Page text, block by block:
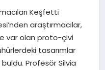
Keşfetti
araştırmacılar,
var olan proto-çivi
tasarımlar
Profesör Silvia